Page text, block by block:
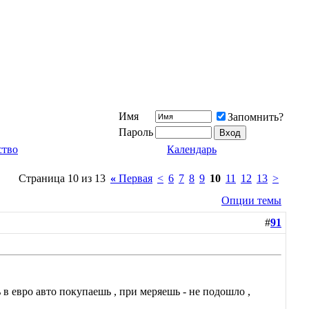
Имя
Запомнить?
Пароль
Календарь
Страница 10 из 13 « Первая < 6 7 8 9 10 11 12 13 >
Опции темы
#91
евро авто покупаешь , при меряешь - не подошло ,